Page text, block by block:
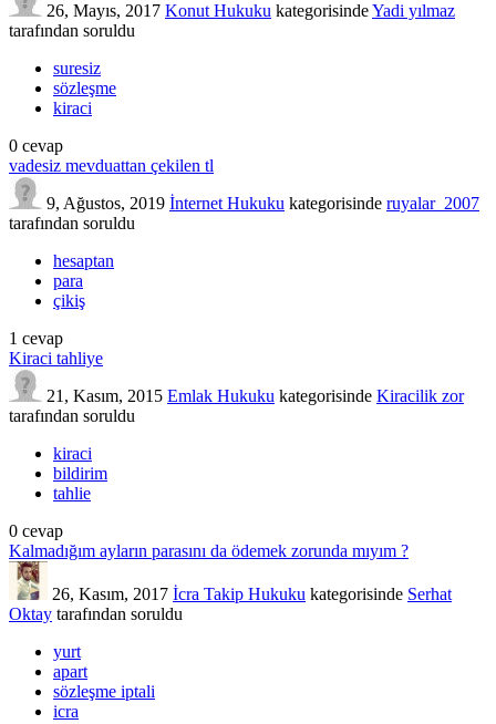
26, Mayıs, 2017 Konut Hukuku kategorisindeYadi yılmaz
tarafından soruldu
suresiz
sözleşme
kiraci
0 cevap
vadesiz mevduattan çekilen tl
9, Ağustos, 2019 İnternet Hukuku kategorisinde ruyalar_2007
tarafından soruldu
hesaptan
para
çikiş
1 cevap
Kiraci tahliye
21, Kasım, 2015 Emlak Hukuku kategorisinde Kiracilik zor
tarafından soruldu
kiraci
bildirim
tahlie
0 cevap
Kalmadığım ayların parasını da ödemek zorunda mıyım ?
26, Kasım, 2017 İcra Takip Hukuku kategorisinde Serhat
Oktay tarafından soruldu
yurt
apart
sözleşme iptali
icra